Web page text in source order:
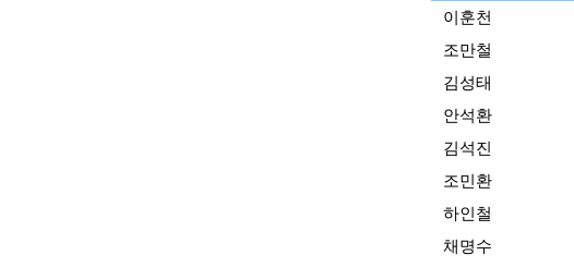
이훈천
조만철
김성태
안석환
김석진
조민환
하인철
채명수